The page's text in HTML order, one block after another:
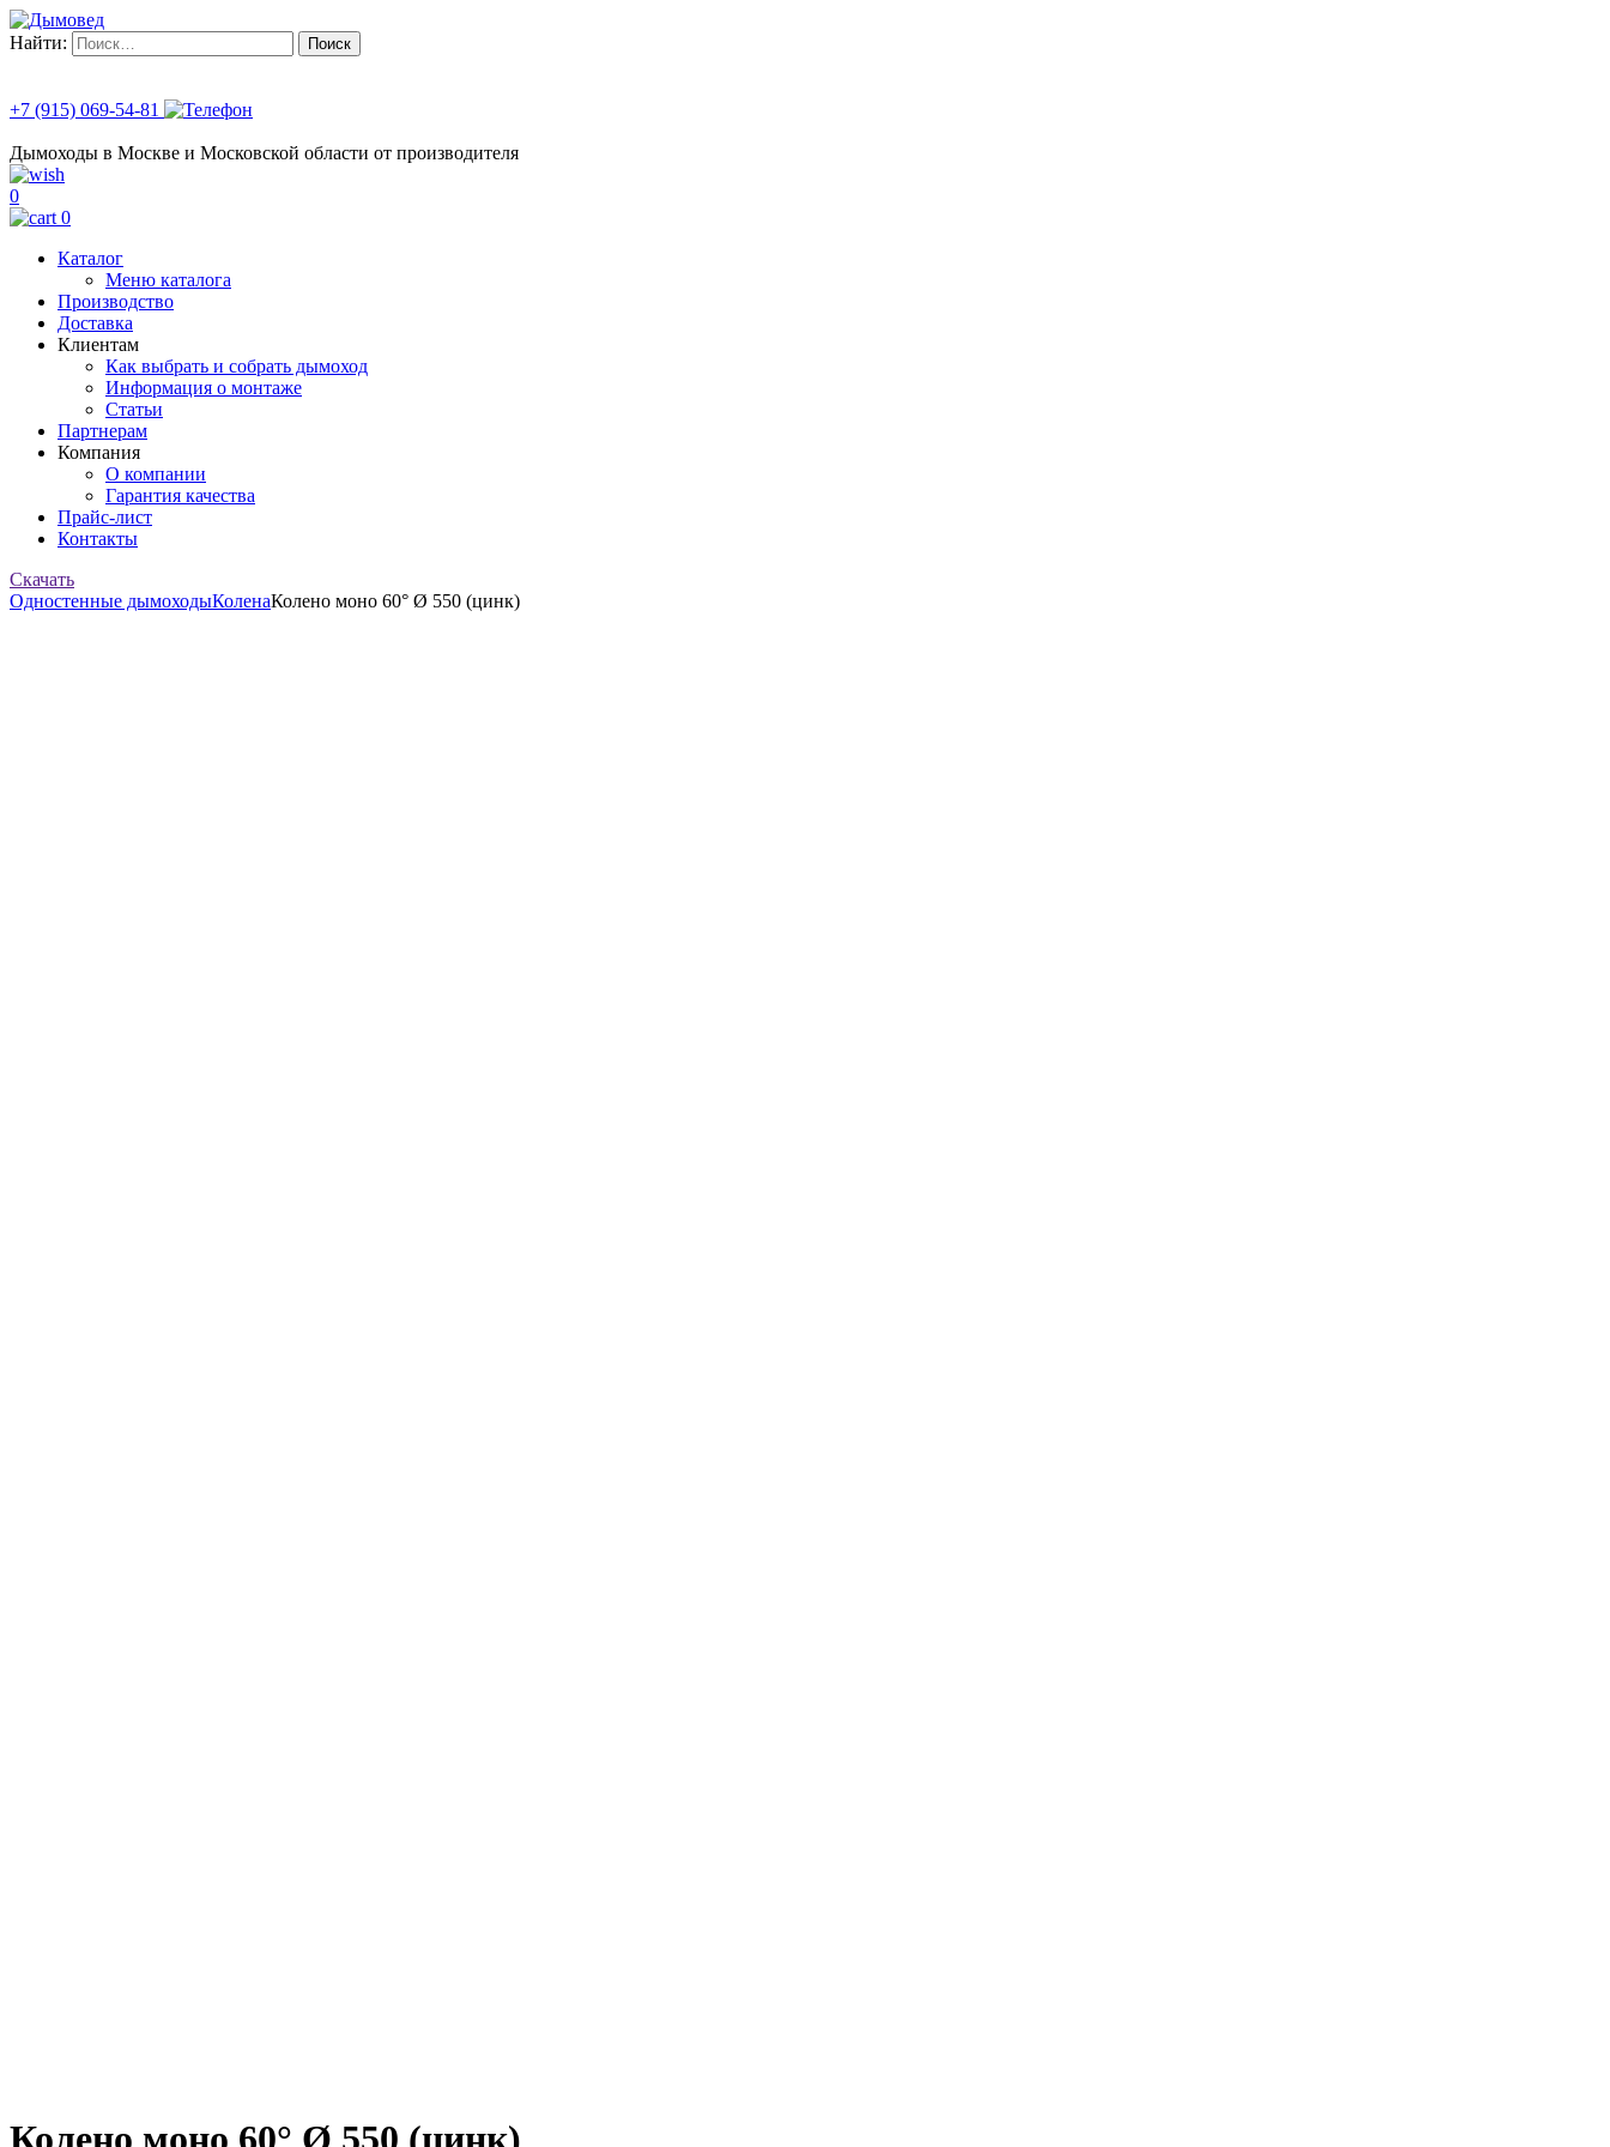
Найти:
+7 (915) 069-54-81
Дымоходы в Москве и Московской области от производителя
0
0
Каталог
Меню каталога
Производство
Доставка
Клиентам
Как выбрать и собрать дымоход
Информация о монтаже
Статьи
Партнерам
Компания
О компании
Гарантия качества
Прайс-лист
Контакты
Скачать
Одностенные дымоходыКоленаКолено моно 60° Ø 550 (цинк)